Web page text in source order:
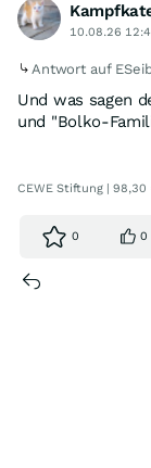
10.08.26
Antwort auf
Und was sagen
und "Bolko-
CEWE Stiftung | 98,30
0 0